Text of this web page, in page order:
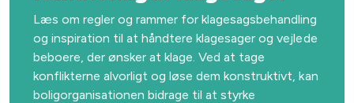
Læs om regler og rammer for klagesagsbehandling
og inspiration til at håndtere klagesager og vejlede
beboere, der ønsker at klage. Ved at tage
konflikterne alvorligt og løse dem konstruktivt, kan
boligorganisationen bidrage til at styrke